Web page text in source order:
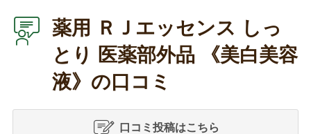
薬用 ＲＪエッセンス しっ
とり 医薬部外品 《美白美容
液》の口コミ
口コミ投稿はこちら